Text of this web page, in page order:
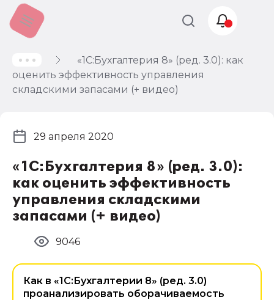
«1С:Бухгалтерия 8» (ред. 3.0): как
оценить эффективность управления
складскими запасами (+ видео)
«1С:Бухгалтерия 8» (ред. 3.0):
как оценить эффективность
управления складскими
запасами (+ видео)
29 апреля 2020
9046
Как в «1С:Бухгалтерии 8» (ред. 3.0)
проанализировать оборачиваемость
Учет и
налогообложение